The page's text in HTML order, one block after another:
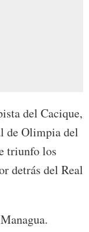
del Cacique,
de Olimpia del
triunfo los
detrás del Real